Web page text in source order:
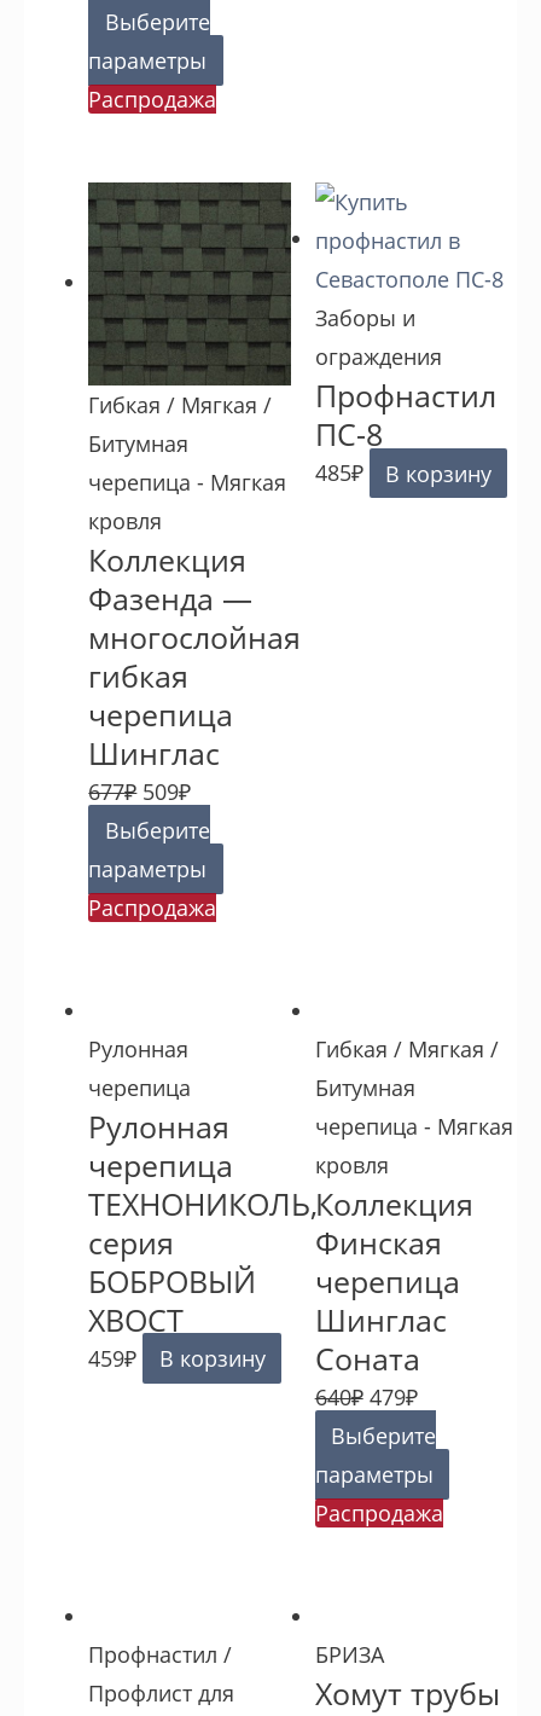
Выберите
параметры
Распродажа
Гибкая / Мягкая /
Битумная
черепица - Мягкая
кровля
Коллекция
Фазенда —
многослойная
гибкая
черепица
Шинглас
677₽ 509₽
Выберите
параметры
Распродажа
Заборы и
ограждения
Профнастил
ПС-8
485₽ В корзину
Рулонная
черепица
Рулонная
черепица
ТЕХНОНИКОЛЬ,
серия
БОБРОВЫЙ
ХВОСТ
459₽ В корзину
Гибкая / Мягкая /
Битумная
черепица - Мягкая
кровля
Коллекция
Финская
черепица
Шинглас
Соната
640₽ 479₽
Выберите
параметры
Распродажа
Профнастил /
Профлист для
БРИЗА
Хомут трубы